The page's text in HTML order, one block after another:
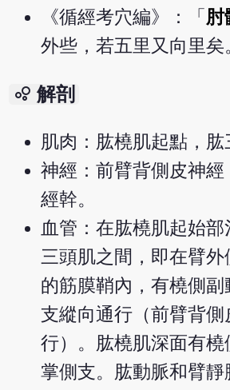
《循經考穴編》：「 肘
外些，若五里又向里矣
bubble_chart 解剖
肌肉：肱橈肌起點，肱
神經：前臂背側皮神經
經幹。
血管：在肱橈肌起始
三頭肌之間，即在臂外
的筋膜鞘內，有橈側副
支縱向通行（前臂背側
行）。肱橈肌深面有橈
掌側支。肱動脈和臂靜